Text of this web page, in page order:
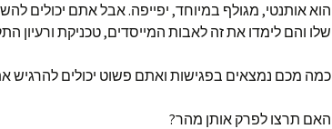
הוא אותנטי, מגולף במיוחד, יפייפה. אבל אתם יכולים
שלו והם לימדו את זה לאבות המייסדים, טכניקת ורעיון
כמה מכם נמצאים בפגישות ואתם פשוט יכולים להרגיש
האם תרצו לפרק אותן מהר?